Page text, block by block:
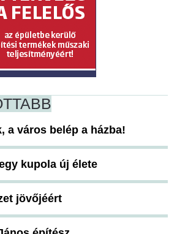
a város belép a házba!
kupola új élete
jövőjéért